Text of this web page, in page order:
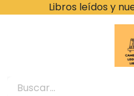
Libros leídos y